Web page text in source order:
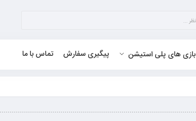
بازی های پلی استیشن پیگیری سفارش تماس با ما